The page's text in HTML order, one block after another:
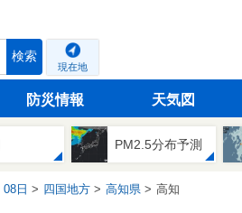
検索
現在地
防災情報 天気図
PM2.5分布予測
08日 四国地方 高知県 高知